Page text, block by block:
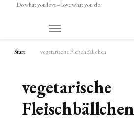
Do what you love – love what you do
Start vegetarische Fleischbällchen
vegetarische
Fleischbällchen